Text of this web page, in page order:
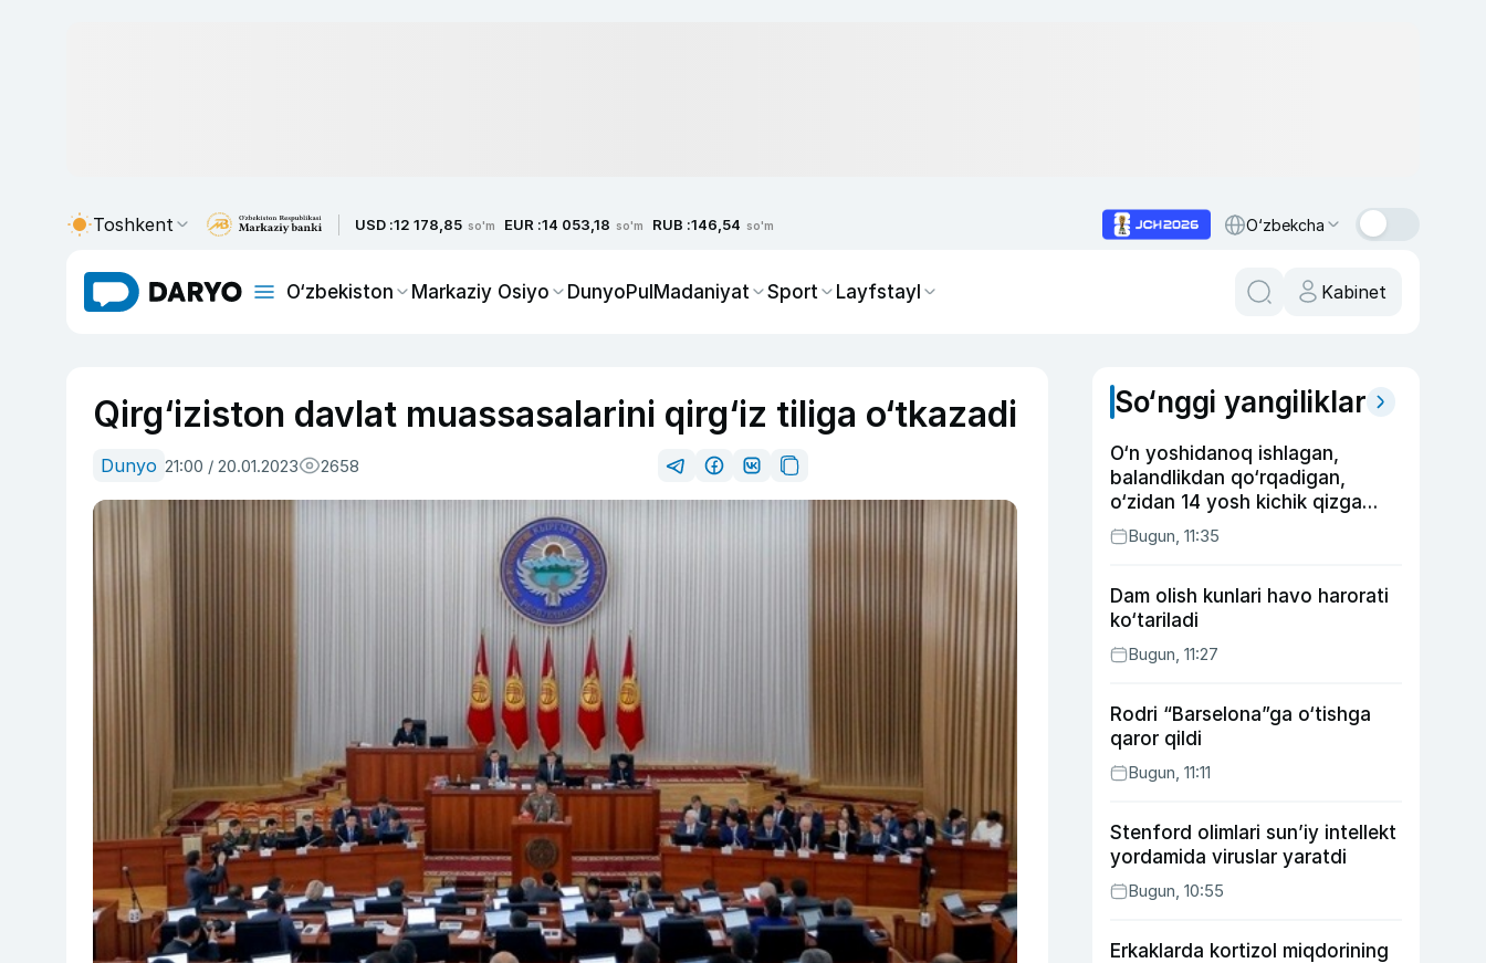
Toshkent USD :12 178,85 so'm EUR :14 053,18 so'm RUB :146,54 so'm O‘zbekcha
O‘zbekiston Markaziy Osiyo DunyoPulMadaniyat Sport Layfstayl Kabinet
Qirg‘iziston davlat muassasalarini qirg‘iz tiliga o‘tkazadi
Dunyo 21:00 / 20.01.2023 2658
So‘nggi yangiliklar
O‘n yoshidanoq ishlagan,
balandlikdan qo‘rqadigan,
o‘zidan 14 yosh kichik qizga
uylangan Yorqinxo‘ja Umarov
34 yoshda
Bugun, 11:35
Dam olish kunlari havo harorati
ko‘tariladi
Bugun, 11:27
Rodri “Barselona”ga o‘tishga
qaror qildi
Bugun, 11:11
Stenford olimlari sun’iy intellekt
yordamida viruslar yaratdi
Bugun, 10:55
Erkaklarda kortizol miqdorining